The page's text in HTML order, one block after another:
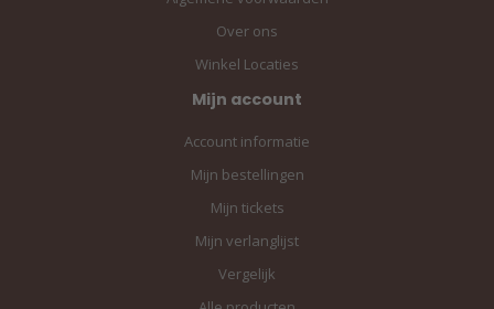
Over ons
Winkel Locaties
Mijn account
Account informatie
Mijn bestellingen
Mijn tickets
Mijn verlanglijst
Vergelijk